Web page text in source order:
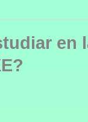
en